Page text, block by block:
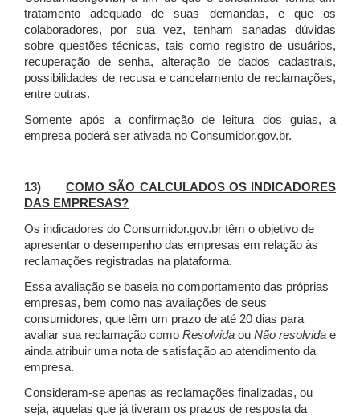
tratamento adequado de suas demandas, e que os
colaboradores, por sua vez, tenham sanadas dúvidas
sobre questões técnicas, tais como registro de usuários,
recuperação de senha, alteração de dados cadastrais,
possibilidades de recusa e cancelamento de reclamações,
entre outras.
Somente após a confirmação de leitura dos guias, a
empresa poderá ser ativada no Consumidor.gov.br.
13)COMO SÃO CALCULADOS OS INDICADORES
DAS EMPRESAS?
Os indicadores do Consumidor.gov.br têm o objetivo de
apresentar o desempenho das empresas em relação às
reclamações registradas na plataforma.
Essa avaliação se baseia no comportamento das próprias
empresas, bem como nas avaliações de seus
consumidores, que têm um prazo de até 20 dias para
avaliar sua reclamação como Resolvida ou Não resolvida e
ainda atribuir uma nota de satisfação ao atendimento da
empresa.
Consideram-se apenas as reclamações finalizadas, ou
seja, aquelas que já tiveram os prazos de resposta da